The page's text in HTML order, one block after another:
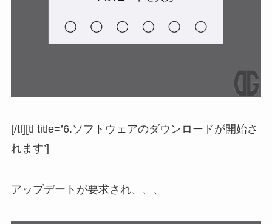
[/tl][tl title=’6.ソフトウェアのダウンロードが開始さ
れます’]
アップデートが要求され、、、